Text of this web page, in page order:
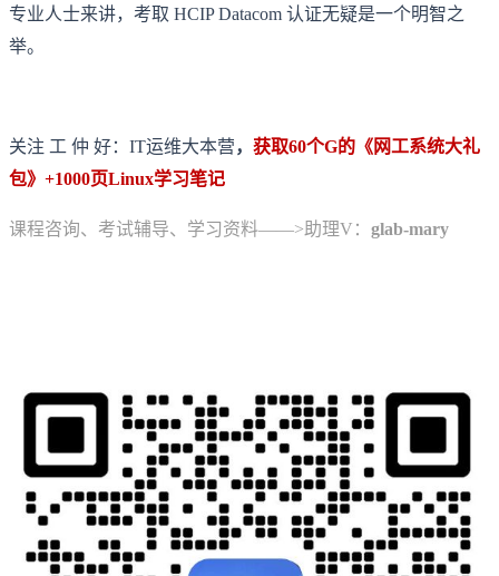
专业人士来讲，考取 HCIP Datacom 认证无疑是一个明智之
举。
关注 工 仲 好：IT运维大本营， 获取60个G的《网工系统大礼
包》+1000页Linux学习笔记
课程咨询、考试辅导、学习资料——>助理V： glab-mary